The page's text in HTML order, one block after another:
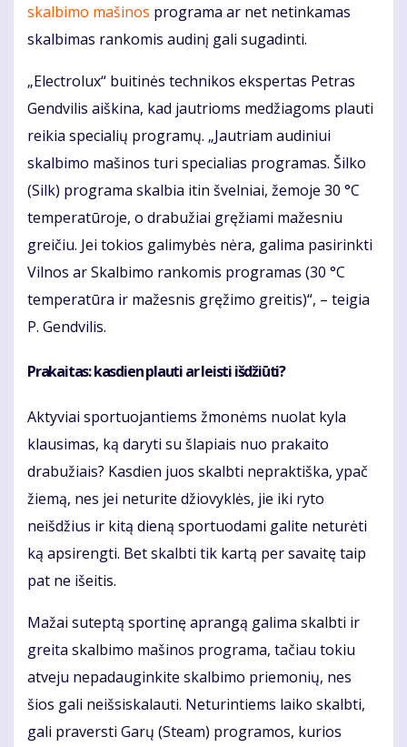
skalbimo mašinos programa ar net netinkamas
skalbimas rankomis audinį gali sugadinti.
„Electrolux“ buitinės technikos ekspertas Petras
Gendvilis aiškina, kad jautrioms medžiagoms plauti
reikia specialių programų. „Jautriam audiniui
skalbimo mašinos turi specialias programas. Šilko
(Silk) programa skalbia itin švelniai, žemoje 30 °C
temperatūroje, o drabužiai gręžiami mažesniu
greičiu. Jei tokios galimybės nėra, galima pasirinkti
Vilnos ar Skalbimo rankomis programas (30 °C
temperatūra ir mažesnis gręžimo greitis)“, – teigia
P. Gendvilis.
Prakaitas: kasdien plauti ar leisti išdžiūti?
Aktyviai sportuojantiems žmonėms nuolat kyla
klausimas, ką daryti su šlapiais nuo prakaito
drabužiais? Kasdien juos skalbti nepraktiška, ypač
žiemą, nes jei neturite džiovyklės, jie iki ryto
neišdžius ir kitą dieną sportuodami galite neturėti
ką apsirengti. Bet skalbti tik kartą per savaitę taip
pat ne išeitis.
Mažai suteptą sportinę aprangą galima skalbti ir
greita skalbimo mašinos programa, tačiau tokiu
atveju nepadauginkite skalbimo priemonių, nes
šios gali neišsiskalauti. Neturintiems laiko skalbti,
gali praversti Garų (Steam) programos, kurios